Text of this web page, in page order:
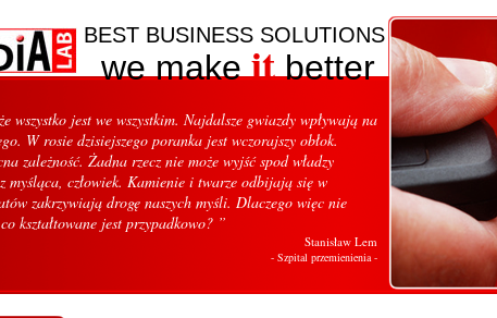
wszystko jest we wszystkim. Najdalsze gwiazdy wpływają na
W rosie dzisiejszego poranka jest wczorajszy obłok.
zależność. Żadna rzecz nie może wyjść spod władzy
myśląca, człowiek. Kamienie i twarze odbijają się w
zakrzywiają drogę naszych myśli. Dlaczego więc nie
kształtowane jest przypadkowo? ”
Stanisław Lem
- Szpital przemienienia -
BEST BUSINESS SOLUTIONS
we makeitbetter